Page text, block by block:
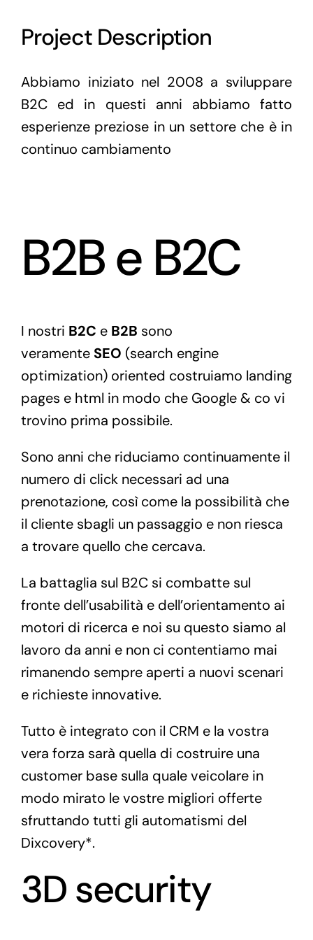
Project Description
Abbiamo iniziato nel 2008 a sviluppare
B2C ed in questi anni abbiamo fatto
esperienze preziose in un settore che è in
continuo cambiamento
B2B e B2C
I nostri B2C e B2B sono
veramente SEO (search engine
optimization) oriented costruiamo landing
pages e html in modo che Google & co vi
trovino prima possibile.
Sono anni che riduciamo continuamente il
numero di click necessari ad una
prenotazione, così come la possibilità che
il cliente sbagli un passaggio e non riesca
a trovare quello che cercava.
La battaglia sul B2C si combatte sul
fronte dell’usabilità e dell’orientamento ai
motori di ricerca e noi su questo siamo al
lavoro da anni e non ci contentiamo mai
rimanendo sempre aperti a nuovi scenari
e richieste innovative.
Tutto è integrato con il CRM e la vostra
vera forza sarà quella di costruire una
customer base sulla quale veicolare in
modo mirato le vostre migliori offerte
sfruttando tutti gli automatismi del
Dixcovery*.
3D security